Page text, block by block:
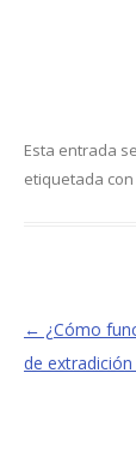
Esta entrada
etiquetada con
← ¿Cómo
de extradición